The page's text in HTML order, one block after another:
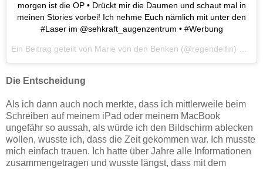
morgen ist die OP • Drückt mir die Daumen und schaut mal in
meinen Stories vorbei! Ich nehme Euch nämlich mit unter den
#Laser im @sehkraft_augenzentrum • #Werbung
Ein Beitrag geteilt von Marie von den Benken (@regendelfin) am
Die Entscheidung
Als ich dann auch noch merkte, dass ich mittlerweile beim
Schreiben auf meinem iPad oder meinem MacBook
ungefähr so aussah, als würde ich den Bildschirm ablecken
wollen, wusste ich, dass die Zeit gekommen war. Ich musste
mich einfach trauen. Ich hatte über Jahre alle Informationen
zusammengetragen und wusste längst, dass mit dem